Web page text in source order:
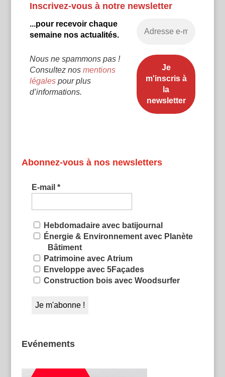
Inscrivez-vous à notre newsletter
...pour recevoir chaque
semaine nos actualités.
Nous ne spammons pas !
Consultez nos mentions
légalespour plus
d’informations.
Abonnez-vous à nos newsletters
E-mail *
Hebdomadaire avec batijournal
Énergie & Environnement avec Planète
Bâtiment
Patrimoine avec Atrium
Enveloppe avec 5Façades
Construction bois avec Woodsurfer
Evénements